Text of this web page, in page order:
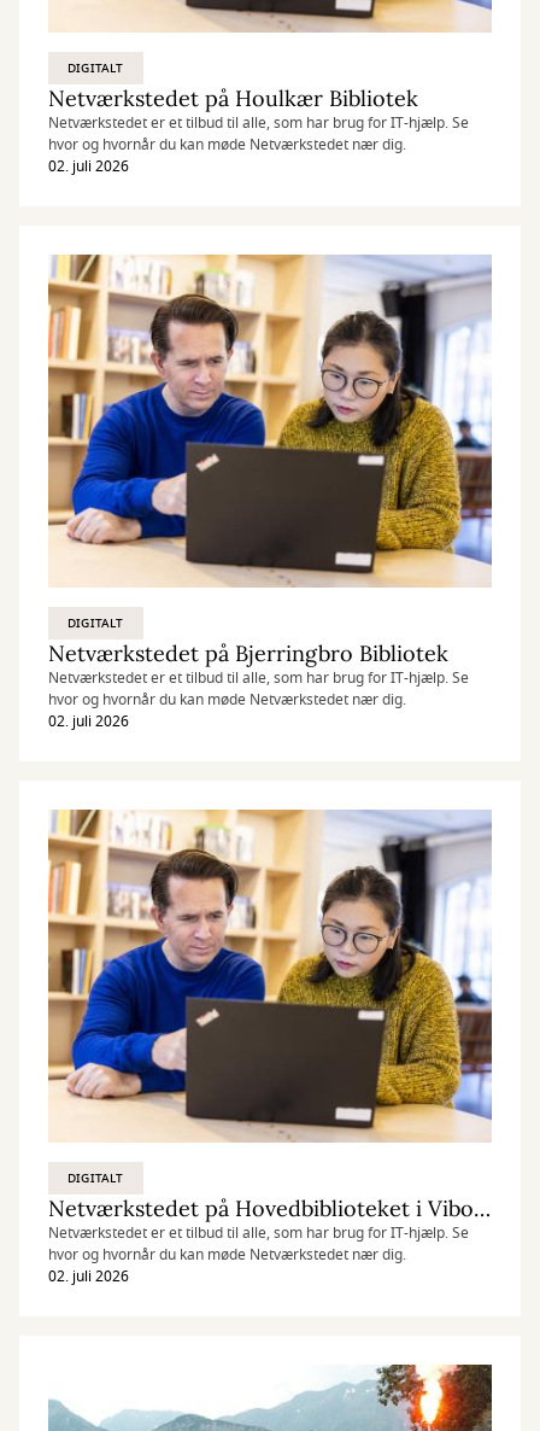
DIGITALT
Netværkstedet på Houlkær Bibliotek
Netværkstedet er et tilbud til alle, som har brug for IT-hjælp. Se
hvor og hvornår du kan møde Netværkstedet nær dig.
02. juli 2026
DIGITALT
Netværkstedet på Bjerringbro Bibliotek
Netværkstedet er et tilbud til alle, som har brug for IT-hjælp. Se
hvor og hvornår du kan møde Netværkstedet nær dig.
02. juli 2026
DIGITALT
Netværkstedet på Hovedbiblioteket i Viborg
Netværkstedet er et tilbud til alle, som har brug for IT-hjælp. Se
hvor og hvornår du kan møde Netværkstedet nær dig.
02. juli 2026